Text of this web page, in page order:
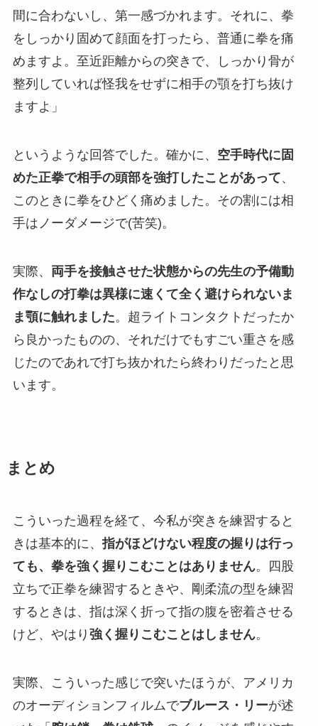
間に合わないし、第一感づかれます。それに、拳
をしっかり固めて顔面を打ったら、普通に拳を痛
めますよ。至近距離からの突きで、しっかり骨が
整列していれば怪我をせずに相手の顎を打ち抜け
ますよ」
というような回答でした。確かに、 空手時代に固
めた正拳で相手の頭部を強打したことがあって、
このときに拳をひどく痛めました。その割には相
手はノーダメージで(苦笑)。
実際、 両手を接触させた状態からの先生の予備動
作なしの打拳は異様に速くて全く避けられないま
ま顎に触れました。超ライトコンタクトだったか
ら良かったものの、それだけでもすごい重さを感
じたのであれで打ち抜かれたら終わりだったと思
います。
まとめ
こういった過程を経て、今私が突きを練習すると
きは基本的に、 指がほどけない程度の握りは行っ
ても、拳を強く握りこむことはありません。四股
立ちで正拳を練習するときや、剛柔流の型を練習
するときは、指は深く折って指の腹を密着させる
けど、やはり 強く握りこむことはしません。
実際、こういった感じで突いたほうが、アメリカ
のオーディションフィルムでブルース・リーが述